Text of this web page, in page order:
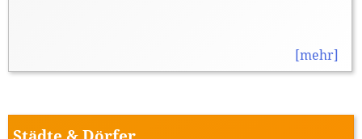
[mehr]